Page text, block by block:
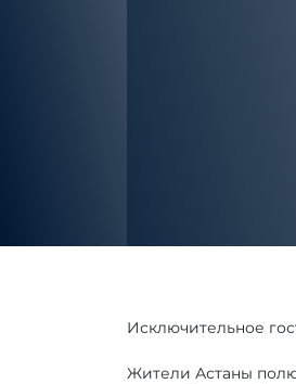
Исключительное
Жители Астаны